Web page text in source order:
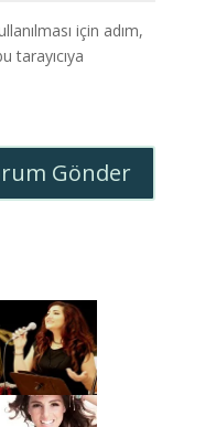
için adım,
tarayıcıya